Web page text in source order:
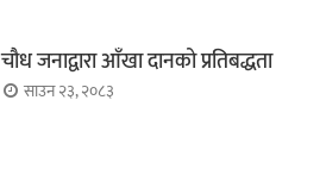
चौध जनाद्वारा आँखा दानको प्रतिबद्धता
साउन २३, २०८३